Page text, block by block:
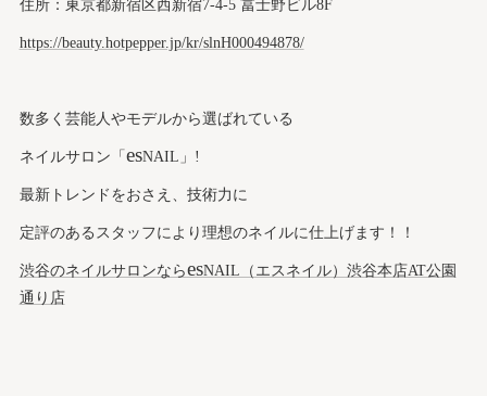
住所：東京都新宿区西新宿7-4-5 冨士野ビル8F
https://beauty.hotpepper.jp/kr/slnH000494878/
数多く芸能人やモデルから選ばれている
ネイルサロン「 esNAIL」!
最新トレンドをおさえ、技術力に
定評のあるスタッフにより理想のネイルに仕上げます！！
渋谷のネイルサロンならesNAIL（エスネイル）渋谷本店AT公園
通り店